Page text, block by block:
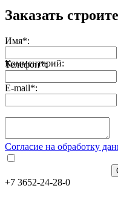
Заказать
Имя*:
Телефон*:
E-mail*:
Комментарий:
Согласие на обработку
+7 3652-24-28-0